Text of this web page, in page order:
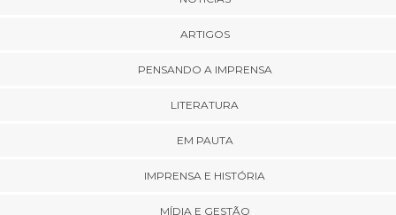
ARTIGOS
PENSANDO A IMPRENSA
LITERATURA
EM PAUTA
IMPRENSA E HISTÓRIA
MÍDIA E GESTÃO